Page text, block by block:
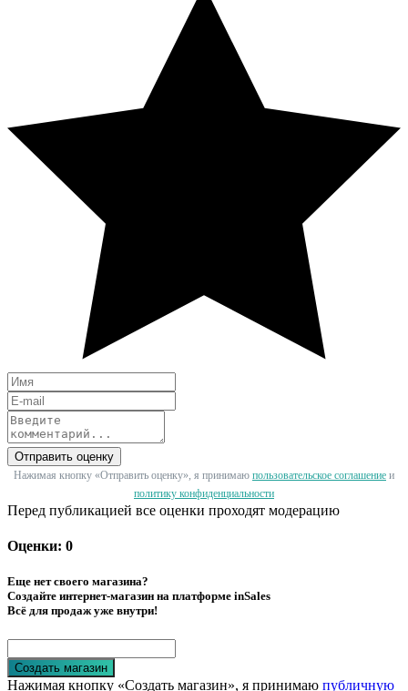
Отправить оценку
Нажимая кнопку «Отправить оценку», я принимаю пользовательское соглашение и
политику конфиденциальности
Перед публикацией все оценки проходят модерацию
Оценки: 0
Еще нет своего магазина?
Создайте интернет-магазин на платформе inSales
Всё для продаж уже внутри!
Создать магазин
Нажимая кнопку «Создать магазин», я принимаю публичную